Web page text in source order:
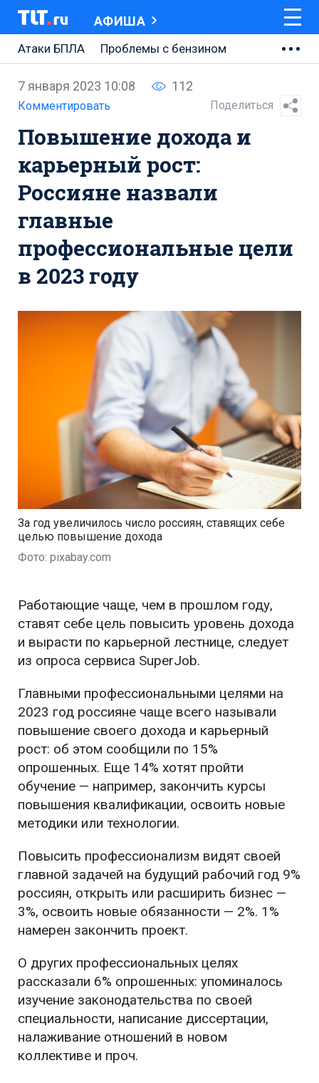
АФИША
Атаки БПЛА
Проблемы с бензином
Ремонт Центральной площади
Ремонт Обводного шоссе
Набережная Тольятти
Неделя Тольятти
7 января 2023 10:08 112
Комментировать Поделиться
Повышение дохода и
карьерный рост:
Россияне назвали
главные
профессиональные цели
в 2023 году
За год увеличилось число россиян, ставящих себе
целью повышение дохода
Фото: pixabay.com
Работающие чаще, чем в прошлом году,
ставят себе цель повысить уровень дохода
и вырасти по карьерной лестнице, следует
из опроса сервиса SuperJob.
Главными профессиональными целями на
2023 год россияне чаще всего называли
повышение своего дохода и карьерный
рост: об этом сообщили по 15%
опрошенных. Еще 14% хотят пройти
обучение — например, закончить курсы
повышения квалификации, освоить новые
методики или технологии.
Повысить профессионализм видят своей
главной задачей на будущий рабочий год 9%
россиян, открыть или расширить бизнес —
3%, освоить новые обязанности — 2%. 1%
намерен закончить проект.
О других профессиональных целях
рассказали 6% опрошенных: упоминалось
изучение законодательства по своей
специальности, написание диссертации,
налаживание отношений в новом
коллективе и проч.